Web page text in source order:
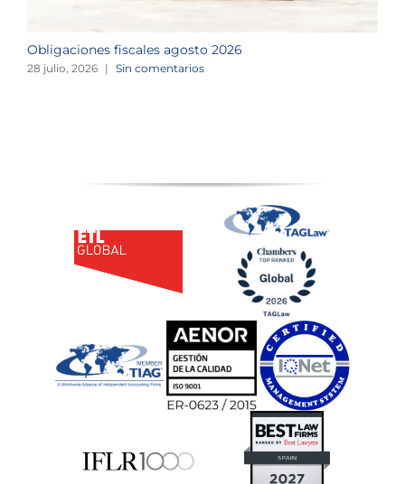
Obligaciones fiscales agosto 2026
28 julio, 2026 | Sin comentarios